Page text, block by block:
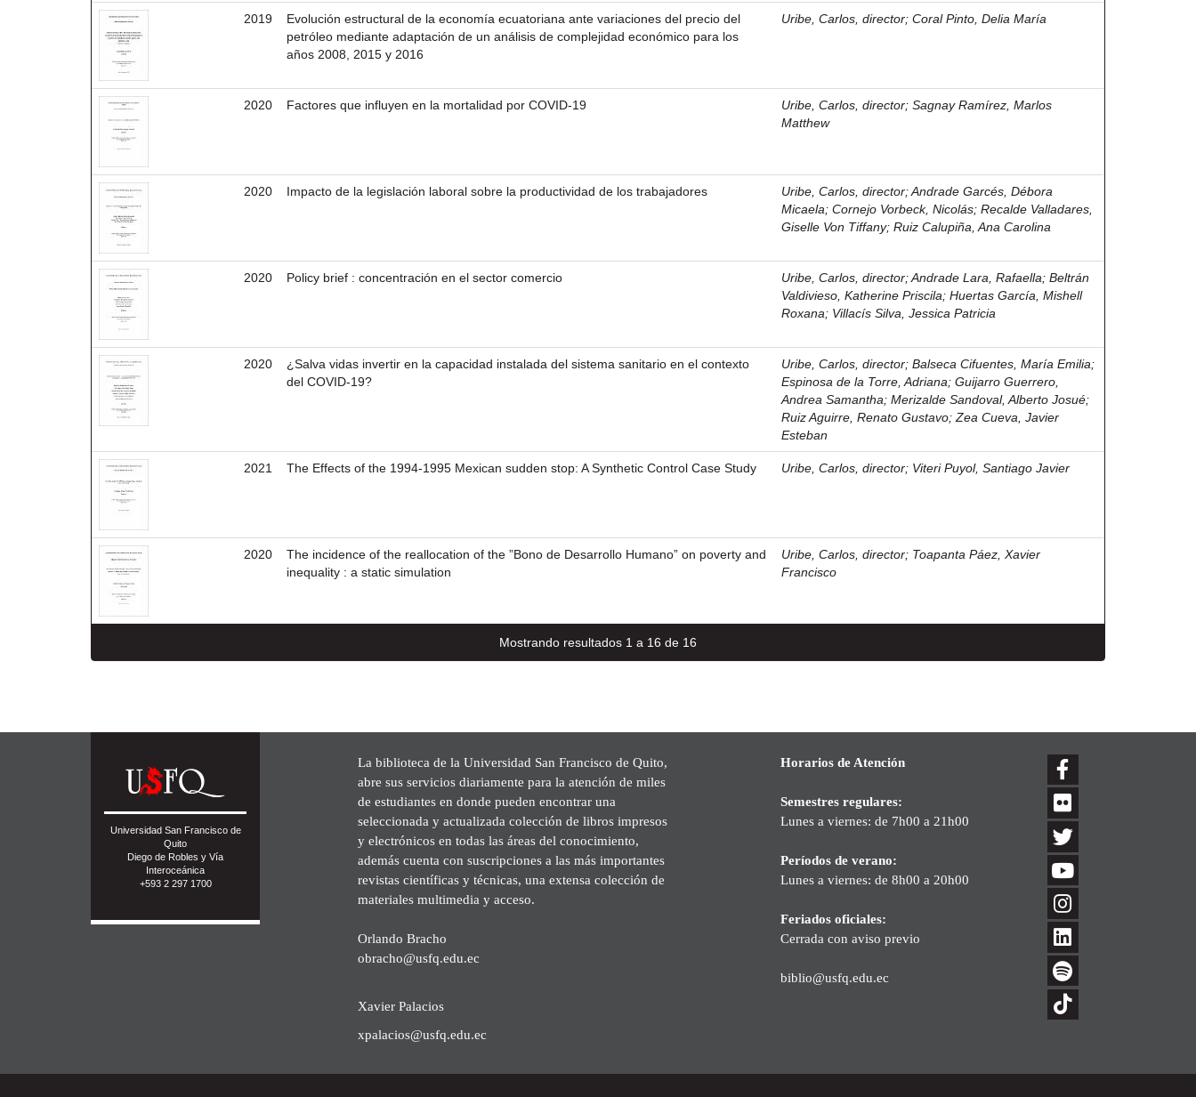
2019
Evolución estructural de la economía ecuatoriana ante variaciones del precio del
petróleo mediante adaptación de un análisis de complejidad económico para los
años 2008, 2015 y 2016
Uribe, Carlos, director; Coral Pinto, Delia María
2020 Factores que influyen en la mortalidad por COVID-19 Uribe, Carlos, director; Sagnay Ramírez, Marlos
Matthew
2020 Impacto de la legislación laboral sobre la productividad de los trabajadores Uribe, Carlos, director;Andrade Garcés, Débora
Micaela; Cornejo Vorbeck, Nicolás; Recalde Valladares,
Giselle Von Tiffany; Ruiz Calupiña, Ana Carolina
2020 Policy brief : concentración en el sector comercio Uribe, Carlos, director;Andrade Lara, Rafaella; Beltrán
Valdivieso, Katherine Priscila; Huertas García, Mishell
Roxana; Villacís Silva, Jessica Patricia
2020
¿Salva vidas invertir en la capacidad instalada del sistema sanitario en el contexto
del COVID-19?
Uribe, Carlos, director; Balseca Cifuentes, María Emilia;
Espinosa de la Torre, Adriana; Guijarro Guerrero,
Andrea Samantha; Merizalde Sandoval, Alberto Josué;
Ruiz Aguirre, Renato Gustavo; Zea Cueva, Javier
Esteban
2021 The Effects of the 1994-1995 Mexican sudden stop: A Synthetic Control Case Study Uribe, Carlos, director; Viteri Puyol, Santiago Javier
2020
The incidence of the reallocation of the ”Bono de Desarrollo Humano” on poverty and
inequality : a static simulation
Uribe, Carlos, director; Toapanta Páez, Xavier
Francisco
Mostrando resultados 1 a 16 de 16
Universidad San Francisco de
Quito
Diego de Robles y Vía
Interoceánica
+593 2 297 1700
La biblioteca de la Universidad San Francisco de Quito,
abre sus servicios diariamente para la atención de miles
de estudiantes en donde pueden encontrar una
seleccionada y actualizada colección de libros impresos
y electrónicos en todas las áreas del conocimiento,
además cuenta con suscripciones a las más importantes
revistas científicas y técnicas, una extensa colección de
materiales multimedia y acceso.
Orlando Bracho
obracho@usfq.edu.ec
Xavier Palacios
xpalacios@usfq.edu.ec
Horarios de Atención
Semestres regulares:
Lunes a viernes: de 7h00 a 21h00
Períodos de verano:
Lunes a viernes: de 8h00 a 20h00
Feriados oficiales:
Cerrada con aviso previo
biblio@usfq.edu.ec